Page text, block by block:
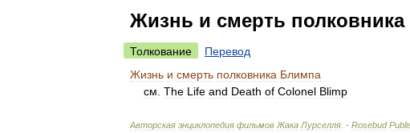
Жизнь и смерть
Толкование
Перевод
Жизнь и смерть полковника Блимпа
см The Life and Death of Colonel Blimp
Авторская энциклопедия фильмов Жака Лурселля . - Rosebud